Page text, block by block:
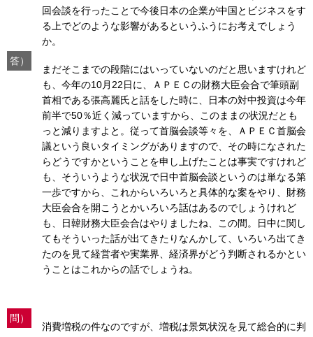
回会談を行ったことで今後日本の企業が中国とビジネスをす
る上でどのような影響があるというふうにお考えでしょう
か。
答）
まだそこまでの段階にはいっていないのだと思いますけれど
も、今年の10月22日に、ＡＰＥＣの財務大臣会合で筆頭副
首相である張高麗氏と話をした時に、日本の対中投資は今年
前半で50％近く減っていますから、このままの状況だとも
っと減りますよと。従って首脳会談等々を、ＡＰＥＣ首脳会
議という良いタイミングがありますので、その時になされた
らどうですかということを申し上げたことは事実ですけれど
も、そういうような状況で日中首脳会談というのは単なる第
一歩ですから、これからいろいろと具体的な案をやり、財務
大臣会合を開こうとかいろいろ話はあるのでしょうけれど
も、日韓財務大臣会合はやりましたね、この間。日中に関し
てもそういった話が出てきたりなんかして、いろいろ出てき
たのを見て経営者や実業界、経済界がどう判断されるかとい
うことはこれからの話でしょうね。
問）
消費増税の件なのですが、増税は景気状況を見て総合的に判